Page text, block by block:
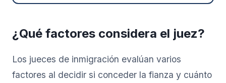
¿Qué factores considera el juez?
Los jueces de inmigración evalúan varios
factores al decidir si conceder la fianza y cuánto